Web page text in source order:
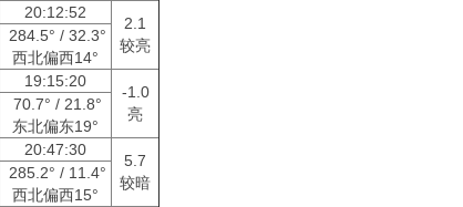
20:12:52
2.1
较亮
284.5° / 32.3°
西北偏西14°
19:15:20
-1.0
亮
70.7° / 21.8°
东北偏东19°
20:47:30
5.7
较暗
285.2° / 11.4°
西北偏西15°